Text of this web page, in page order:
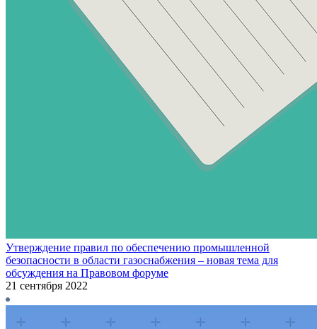
Утверждение правил по обеспечению промышленной
безопасности в области газоснабжения – новая тема для
обсуждения на Правовом форуме
21 сентября 2022